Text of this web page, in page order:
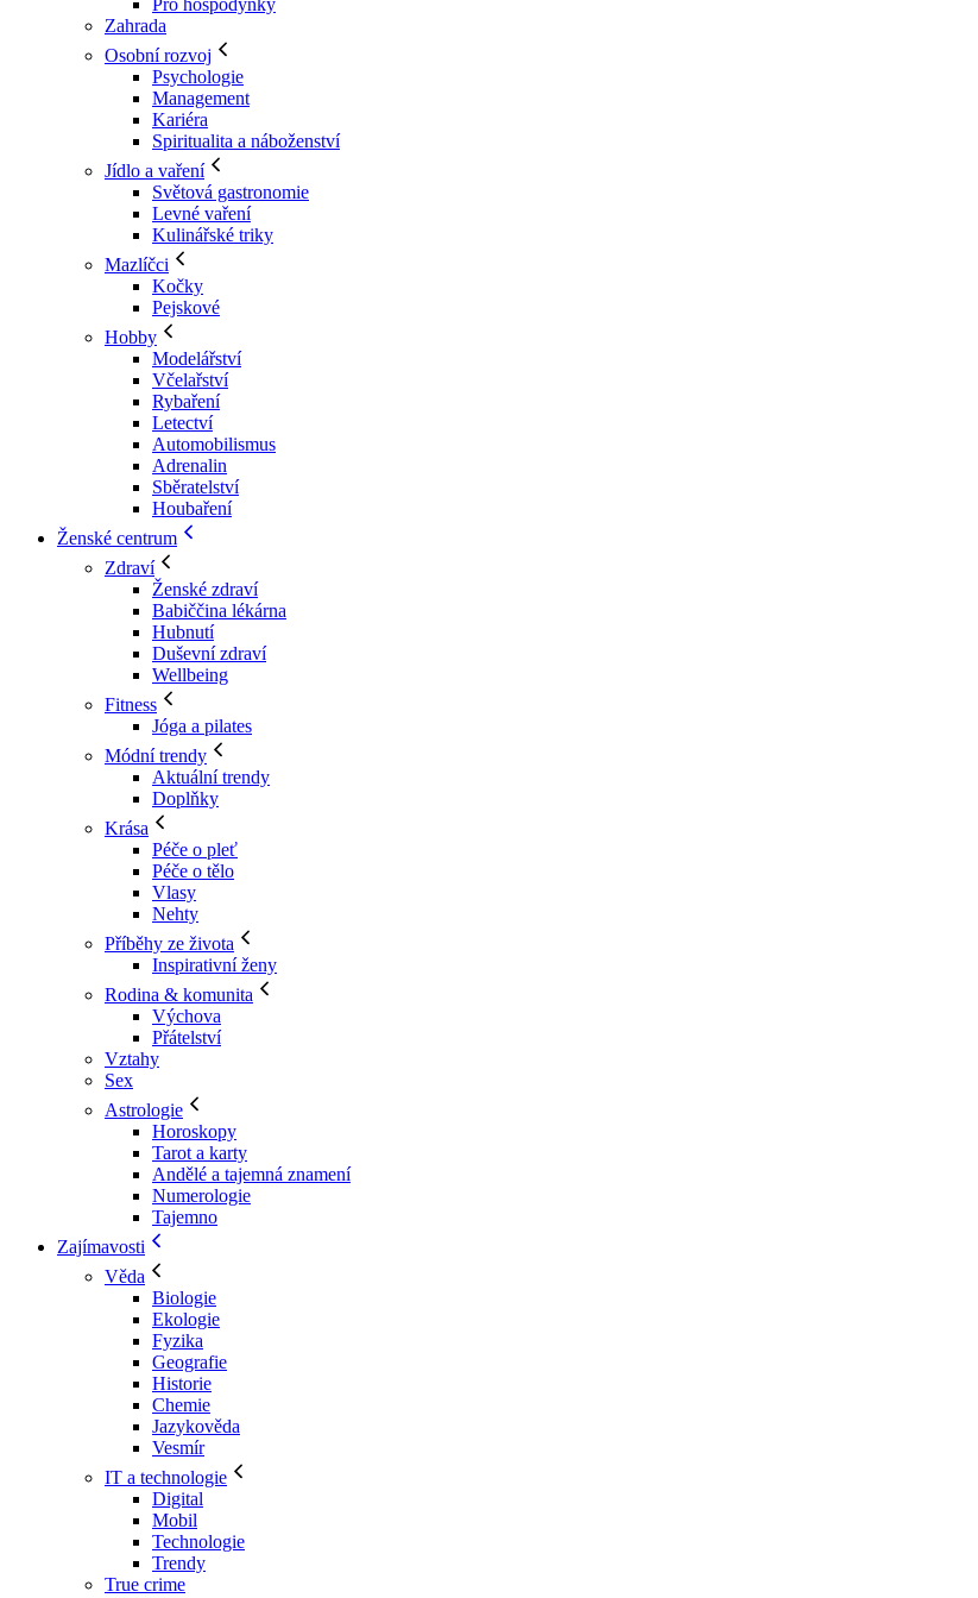
Pro hospodyňky
Zahrada
Osobní rozvoj
Psychologie
Management
Kariéra
Spiritualita a náboženství
Jídlo a vaření
Světová gastronomie
Levné vaření
Kulinářské triky
Mazlíčci
Kočky
Pejskové
Hobby
Modelářství
Včelařství
Rybaření
Letectví
Automobilismus
Adrenalin
Sběratelství
Houbaření
Ženské centrum
Zdraví
Ženské zdraví
Babiččina lékárna
Hubnutí
Duševní zdraví
Wellbeing
Fitness
Jóga a pilates
Módní trendy
Aktuální trendy
Doplňky
Krása
Péče o pleť
Péče o tělo
Vlasy
Nehty
Příběhy ze života
Inspirativní ženy
Rodina & komunita
Výchova
Přátelství
Vztahy
Sex
Astrologie
Horoskopy
Tarot a karty
Andělé a tajemná znamení
Numerologie
Tajemno
Zajímavosti
Věda
Biologie
Ekologie
Fyzika
Geografie
Historie
Chemie
Jazykověda
Vesmír
IT a technologie
Digital
Mobil
Technologie
Trendy
True crime